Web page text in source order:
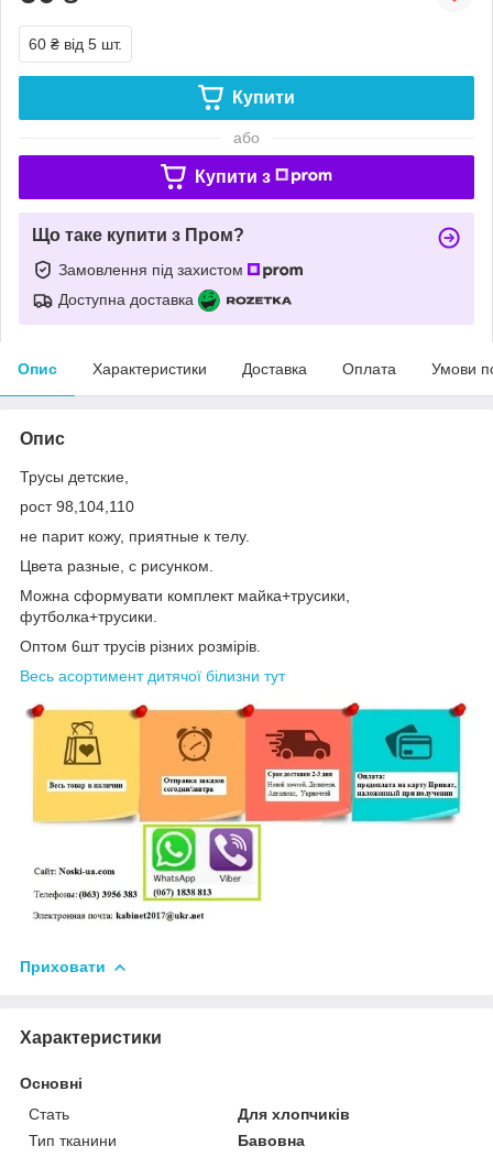
60 ₴ від 5 шт.
Купити
або
Купити з
Що таке купити з Пром?
Замовлення під захистом
Доступна доставка
Опис Характеристики Доставка Оплата Умови
Опис
Трусы детские,
рост 98,104,110
не парит кожу, приятные к телу.
Цвета разные, с рисунком.
Можна сформувати комплект майка+трусики,
футболка+трусики.
Оптом 6шт трусів різних розмірів.
Весь асортимент дитячої білизни тут
Приховати
Характеристики
Основні
Стать
Для хлопчиків
Тип тканини
Бавовна